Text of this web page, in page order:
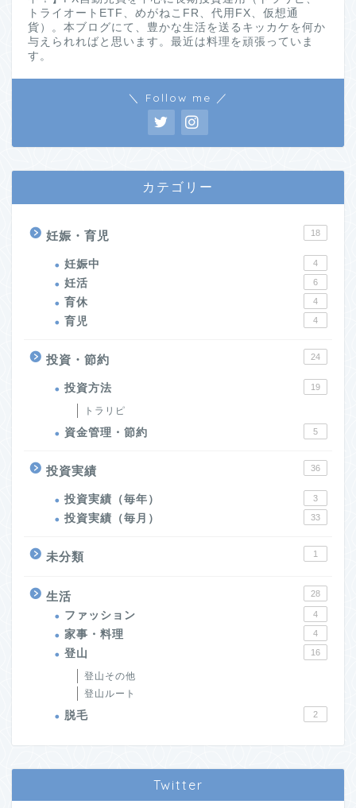
トライオートETF、めがねこFR、代用FX、仮想通
貨）。本ブログにて、豊かな生活を送るキッカケを何か
与えられればと思います。最近は料理を頑張っていま
す。
＼ Follow me ／
カテゴリー
妊娠・育児 18
妊娠中 4
妊活 6
育休 4
育児 4
投資・節約 24
投資方法 19
トラリピ
資金管理・節約 5
投資実績 36
投資実績（毎年） 3
投資実績（毎月） 33
未分類 1
生活 28
ファッション 4
家事・料理 4
登山 16
登山その他
登山ルート
脱毛 2
Twitter